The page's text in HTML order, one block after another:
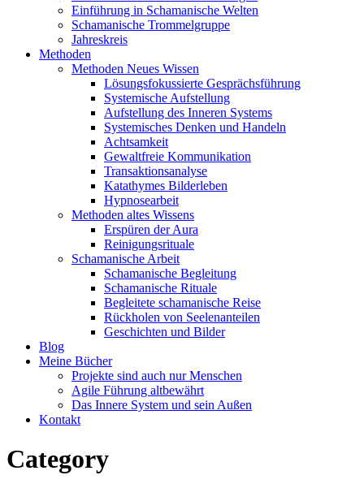
Einführung in Schamanische Welten
Schamanische Trommelgruppe
Jahreskreis
Methoden
Methoden Neues Wissen
Lösungsfokussierte Gesprächsführung
Systemische Aufstellung
Aufstellung des Inneren Systems
Systemisches Denken und Handeln
Achtsamkeit
Gewaltfreie Kommunikation
Transaktionsanalyse
Katathymes Bilderleben
Hypnosearbeit
Methoden altes Wissens
Erspüren der Aura
Reinigungsrituale
Schamanische Arbeit
Schamanische Begleitung
Schamanische Rituale
Begleitete schamanische Reise
Rückholen von Seelenanteilen
Geschichten und Bilder
Blog
Meine Bücher
Projekte sind auch nur Menschen
Agile Führung altbewährt
Das Innere System und sein Außen
Kontakt
Category